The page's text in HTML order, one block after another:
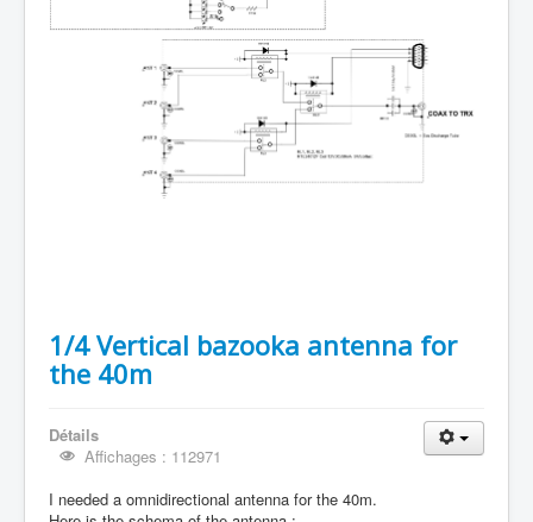
1/4 Vertical bazooka antenna for
the 40m
Détails
Affichages : 112971
I needed a omnidirectional antenna for the 40m.